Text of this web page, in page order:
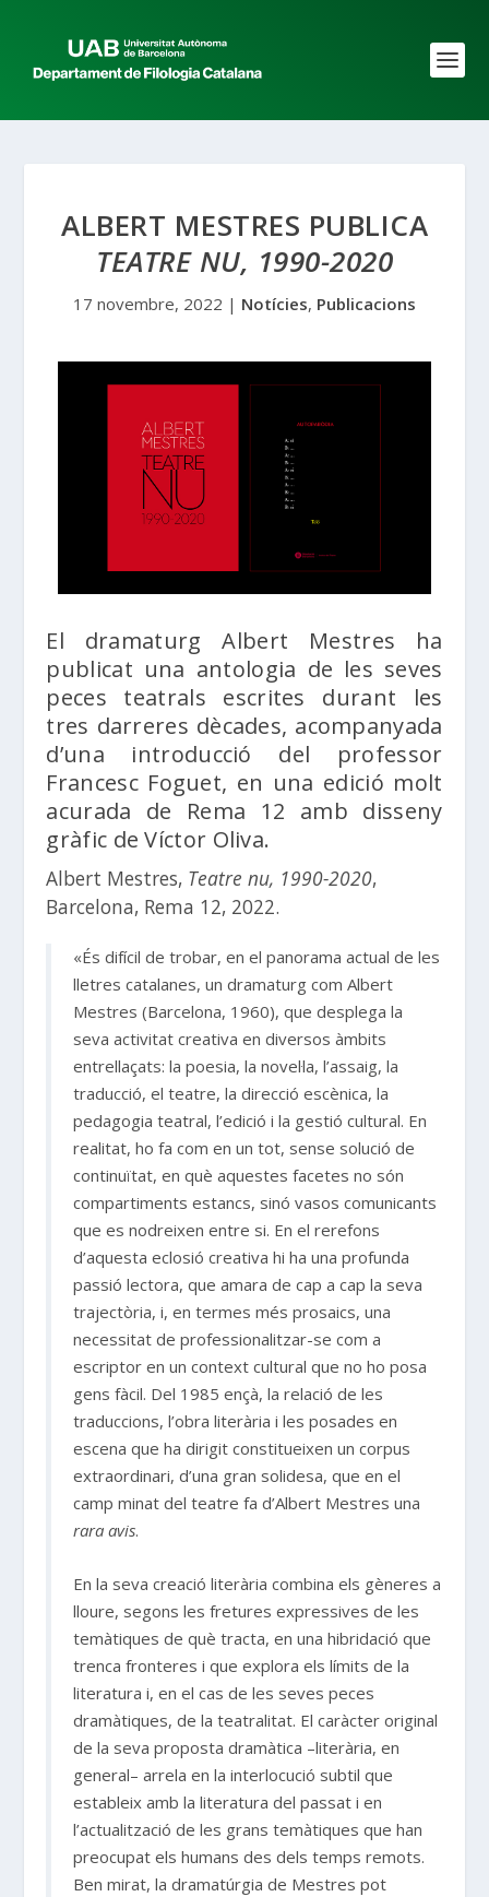
ALBERT MESTRES PUBLICA
TEATRE NU, 1990-2020
17 novembre, 2022 | Notícies, Publicacions
El dramaturg Albert Mestres ha
publicat una antologia de les seves
peces teatrals escrites durant les
tres darreres dècades, acompanyada
d’una introducció del professor
Francesc Foguet, en una edició molt
acurada de Rema 12 amb disseny
gràfic de Víctor Oliva.
Albert Mestres, Teatre nu, 1990-2020,
Barcelona, Rema 12, 2022.
«És difícil de trobar, en el panorama actual de les
lletres catalanes, un dramaturg com Albert
Mestres (Barcelona, 1960), que desplega la
seva activitat creativa en diversos àmbits
entrellaçats: la poesia, la novel·la, l’assaig, la
traducció, el teatre, la direcció escènica, la
pedagogia teatral, l’edició i la gestió cultural. En
realitat, ho fa com en un tot, sense solució de
continuïtat, en què aquestes facetes no són
compartiments estancs, sinó vasos comunicants
que es nodreixen entre si. En el rerefons
d’aquesta eclosió creativa hi ha una profunda
passió lectora, que amara de cap a cap la seva
trajectòria, i, en termes més prosaics, una
necessitat de professionalitzar-se com a
escriptor en un context cultural que no ho posa
gens fàcil. Del 1985 ençà, la relació de les
traduccions, l’obra literària i les posades en
escena que ha dirigit constitueixen un corpus
extraordinari, d’una gran solidesa, que en el
camp minat del teatre fa d’Albert Mestres una
rara avis.
En la seva creació literària combina els gèneres a
lloure, segons les fretures expressives de les
temàtiques de què tracta, en una hibridació que
trenca fronteres i que explora els límits de la
literatura i, en el cas de les seves peces
dramàtiques, de la teatralitat. El caràcter original
de la seva proposta dramàtica –literària, en
general– arrela en la interlocució subtil que
estableix amb la literatura del passat i en
l’actualització de les grans temàtiques que han
preocupat els humans des dels temps remots.
Ben mirat, la dramatúrgia de Mestres pot